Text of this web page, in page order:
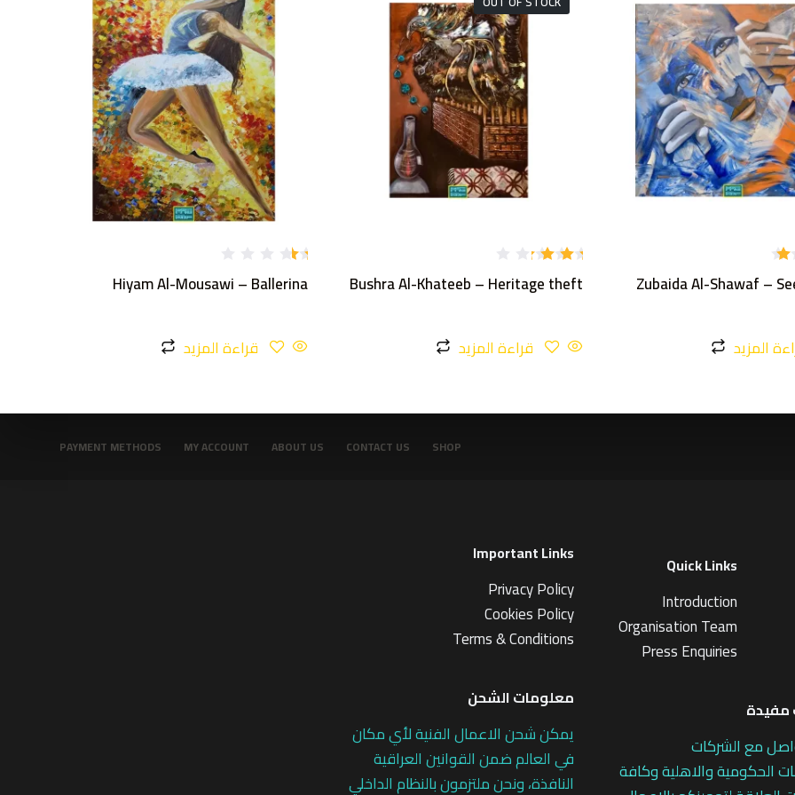
Zubaida Al-Shawaf –
المزيد
التقي
يم
Bushra Al-Khateeb – Heritage theft
قراءة المزيد
ال
ت
1
ن
Hiyam Al-Mousawi – Ballerina
قراءة المزيد
SHOP
CONTACT US
ABOUT US
MY ACCOUNT
PAYMENT METHODS
Quick Links
Introduction
Organisation Team
Press Enquiries
مفيدة
مع الشركات
الحكومية والاهلية وكافة
Important Links
Privacy Policy
Cookies Policy
Terms & Conditions
معلومات الشحن
يمكن شحن الاعمال الفنية لأي مكان
في العالم ضمن القوانين العراقية
النافذة، ونحن ملتزمون بالنظام الداخلي